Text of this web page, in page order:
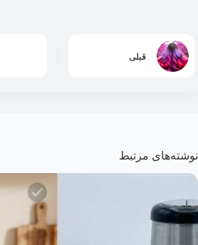
قبلی
نوشته‌های مرتبط